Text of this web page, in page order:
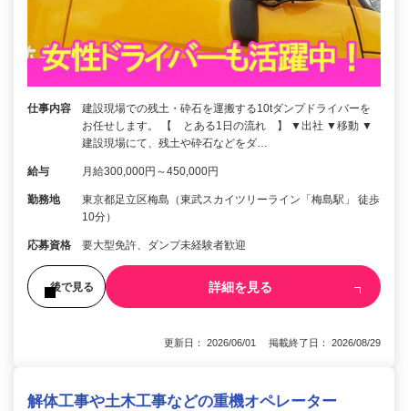
仕事内容
建設現場での残土・砕石を運搬する10tダンプドライバーを
お任せします。 【 とある1日の流れ 】 ▼出社 ▼移動 ▼
建設現場にて、残土や砕石などをダ…
給与 月給300,000円～450,000円
勤務地
東京都足立区梅島（東武スカイツリーライン「梅島駅」 徒歩
10分）
応募資格 要大型免許、ダンプ未経験者歓迎
後で見る 詳細を見る
更新日： 2026/06/01 掲載終了日： 2026/08/29
解体工事や土木工事などの重機オペレーター